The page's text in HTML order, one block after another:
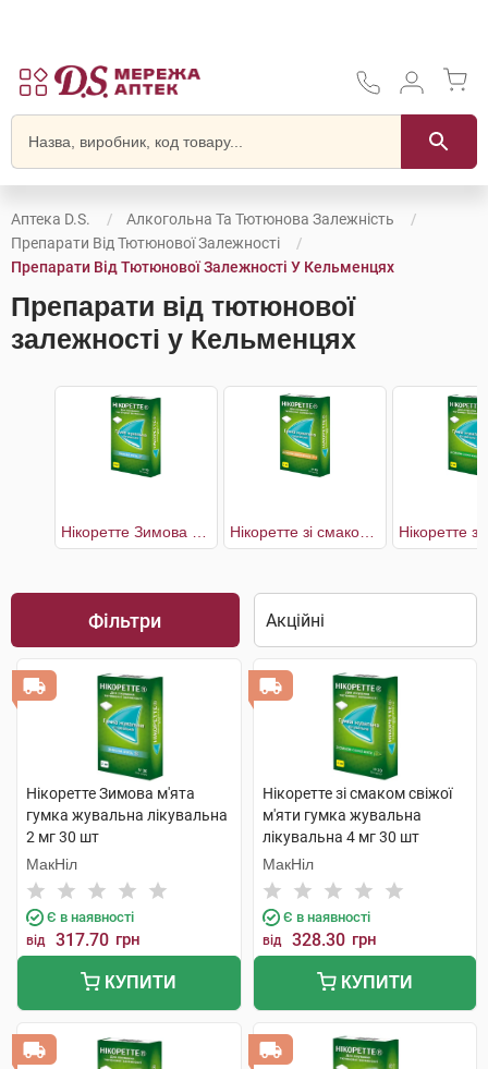
Аптека D.S.
Алкогольна Та Тютюнова Залежність
Препарати Від Тютюнової Залежності
Препарати Від Тютюнової Залежності У Кельменцях
Препарати від тютюнової
залежності у Кельменцях
Фільтри
Нікоретте Зимова м'ята
гумка жувальна лікувальна
2 мг 30 шт
МакНіл
Є в наявності
від 317.70 грн
КУПИТИ
Нікоретте зі смаком свіжої
м'яти гумка жувальна
лікувальна 4 мг 30 шт
МакНіл
Є в наявності
від 328.30 грн
КУПИТИ